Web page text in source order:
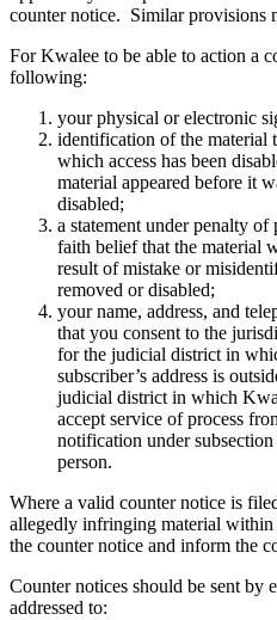
counter notice. Similar provisions
For Kwalee to be able to action a
following:
your physical or electronic
identification of the material
which access has been
material appeared before it
disabled;
a statement under penalty
faith belief that the material
result of mistake or
removed or disabled;
your name, address, and
that you consent to the
for the judicial district in
subscriber’s address is
judicial district in which
accept service of process
notification under
person.
Where a valid counter notice is
allegedly infringing material within
the counter notice and inform the
Counter notices should be sent by
addressed to: